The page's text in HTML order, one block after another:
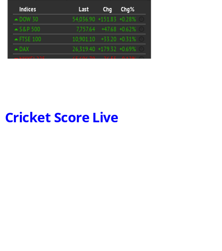
Cricket Score Live